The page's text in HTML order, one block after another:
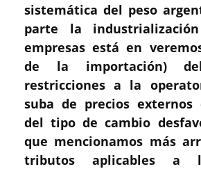
sistemática del peso
parte la
empresas está en
de la importación)
restricciones a la
suba de precios externos
del tipo de cambio
que mencionamos más
tributos aplicables a